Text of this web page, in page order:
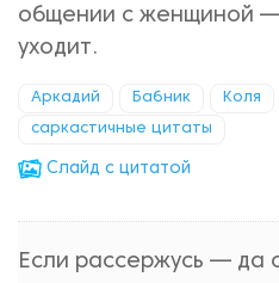
общении с женщиной —
уходит.
Аркадий Бабник Коля
саркастичные цитаты
Cлайд с цитатой
Если рассержусь — да